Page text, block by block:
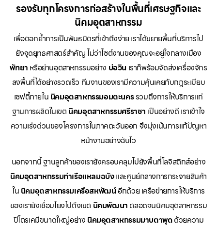
รองรับทุกโครงการก่อสร้างในพื้นที่เศรษฐกิจและ
นิคมอุตสาหกรรม
เพื่อตอกย้ำการเป็นพันธมิตรที่เข้าถึงง่าย เราได้ขยายพื้นที่บริการไป
ยังจุดยุทธศาสตร์สำคัญ ไม่ว่าไซต์งานของคุณจะอยู่ใจกลางเมือง
พัทยา หรือย่านอุตสาหกรรมอย่าง บ่อวิน เราก็พร้อมจัดส่งเครื่องจักร
ลงพื้นที่ได้อย่างรวดเร็ว ทีมงานของเรามีความคุ้นเคยกับกฎระเบียบ
เซฟตี้ภายใน นิคมอุตสาหกรรมอมตะนครรวมถึงการให้บริการแก่
ฐานการผลิตในเขต นิคมอุตสาหกรรมศรีราชา เป็นอย่างดี เราเข้าใจ
ความเร่งด่วนของโครงการในภาคตะวันออก จึงมุ่งเน้นการแก้ปัญหา
หน้างานอย่างฉับไว
นอกจากนี้ ฐานลูกค้าของเรายังครอบคลุมไปยังพื้นที่โลจิสติกส์อย่าง
นิคมอุตสาหกรรมท่าเรือแหลมฉบังและศูนย์กลางการกระจายสินค้า
ใน นิคมอุตสาหกรรมเครือสหพัฒน์อีกด้วย เครือข่ายการให้บริการ
ของเรายังเชื่อมโยงไปถึงเขต นิคมพัฒนา ตลอดจนนิคมอุตสาหกรรม
ปิโตรเคมีขนาดใหญ่อย่าง นิคมอุตสาหกรรมมาบตาพุดด้วยความ